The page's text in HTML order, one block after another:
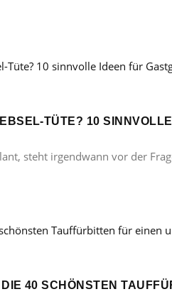
TÜTE? 10
steht irgendwann vor der
40 SCHÖNSTEN